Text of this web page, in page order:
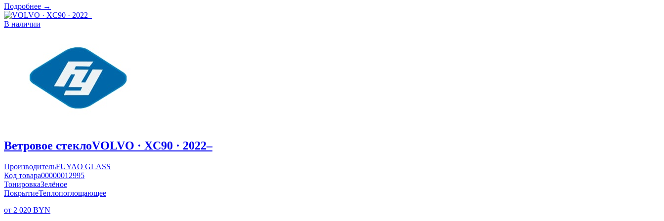
Подробнее →
В наличии
Ветровое стеклоVOLVO · XC90 · 2022–
ПроизводительFUYAO GLASS
Код товара00000012995
ТонировкаЗелёное
ПокрытиеТеплопоглощающее
от 2 020 BYN